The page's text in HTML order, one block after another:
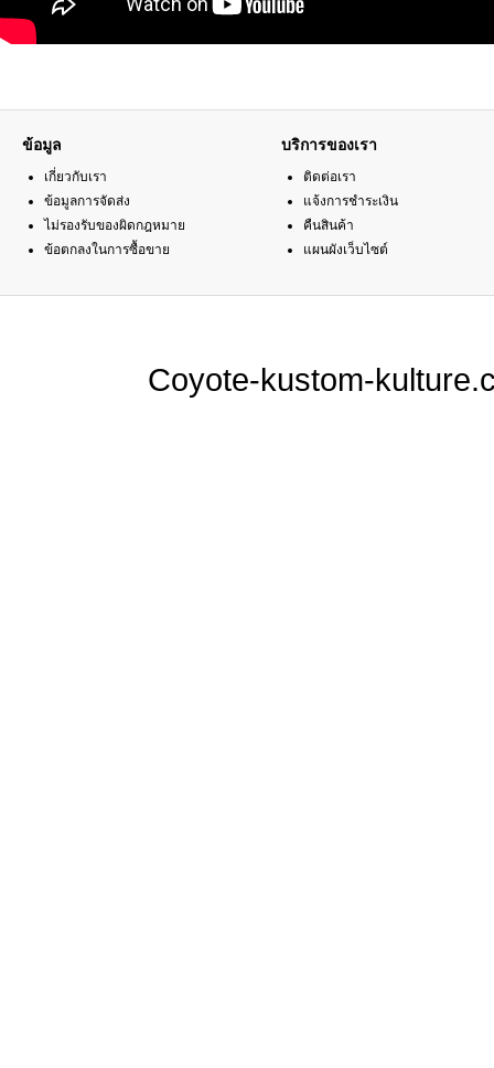
ข้อมูล
เกี่ยวกับเรา
ข้อมูลการจัดส่ง
ไม่รองรับของผิดกฎหมาย
ข้อตกลงในการซื้อขาย
บริการของเรา
ติดต่อเรา
แจ้งการชำระเงิน
คืนสินค้า
แผนผังเว็บไซต์
Coyote-kustom-